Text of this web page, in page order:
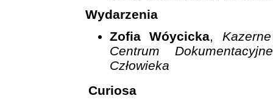
Wydarzenia
Zofia Wóycicka,
Centrum
Człowieka
Curiosa